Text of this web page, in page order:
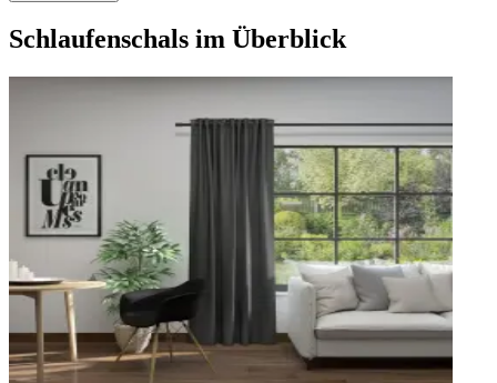
Schlaufenschals im Überblick